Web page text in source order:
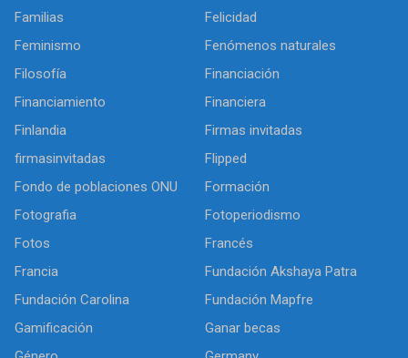
Familias
Felicidad
Feminismo
Fenómenos naturales
Filosofía
Financiación
Financiamiento
Financiera
Finlandia
Firmas invitadas
firmasinvitadas
Flipped
Fondo de poblaciones ONU
Formación
Fotografia
Fotoperiodismo
Fotos
Francés
Francia
Fundación Akshaya Patra
Fundación Carolina
Fundación Mapfre
Gamificación
Ganar becas